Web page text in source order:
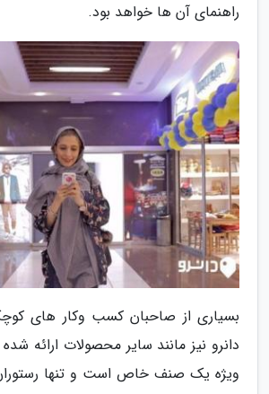
راهنمای آن ها خواهد بود.
بسیاری از صاحبان کسب وکار های
دانرو نیز مانند سایر محصولات ارائه
ویژه یک صنف خاص است و تنها رستوران